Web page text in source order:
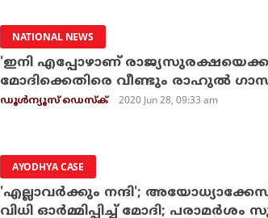
NATIONAL NEWS
'ഇനി എപ്പോഴാണ്
മോദിക്കെതിരെ വീണ്ടും രാഹുല്‍
ഡൂള്‍ന്യൂസ് ഡെസ്‌ക് 2020 Jun 28, 09:33 am
AYODHYA CASE
'എല്ലാവര്‍ക്കും നന്ദി';
വിധി ഓര്‍മ്മിപ്പിച്ച് മോദി; പരാമര്‍ശം